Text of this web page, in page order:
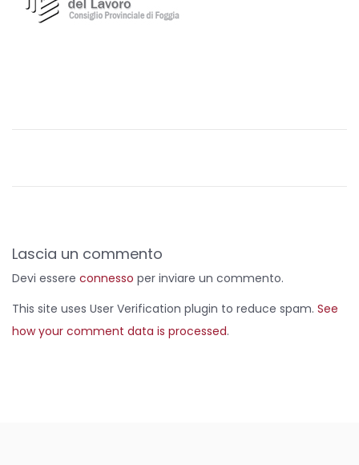
Lascia un commento
Devi essere connesso per inviare un commento.
This site uses User Verification plugin to reduce spam. See
how your comment data is processed.